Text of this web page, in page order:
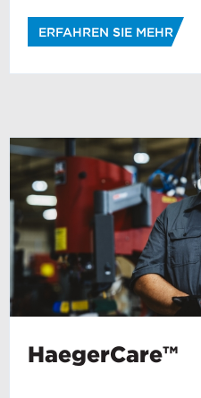
ERFAHREN SIE MEHR
HaegerCare™
VORNAME *
E-MAIL
TELEFONNUMMER *
UNTERNEHMENSNAME